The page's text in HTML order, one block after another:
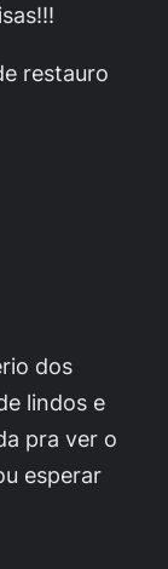
restauro
dos
lindos e
pra ver o
esperar